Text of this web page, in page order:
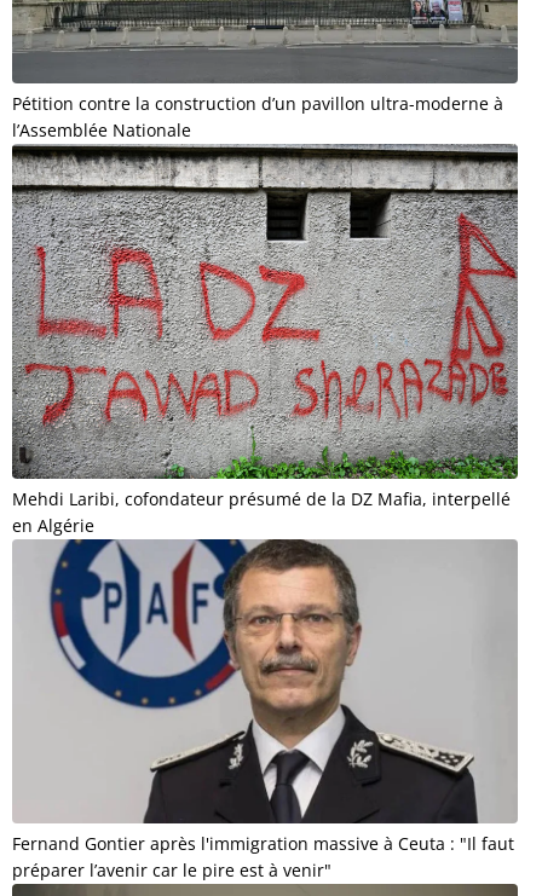
Pétition contre la construction d’un pavillon ultra-moderne à
l’Assemblée Nationale
Mehdi Laribi, cofondateur présumé de la DZ Mafia, interpellé
en Algérie
Fernand Gontier après l'immigration massive à Ceuta : "Il faut
préparer l’avenir car le pire est à venir"